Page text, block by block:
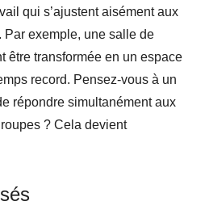
qui s’ajustent aisément aux
Par exemple, une salle de
être transformée en un espace
record. Pensez-vous à un
répondre simultanément aux
? Cela devient